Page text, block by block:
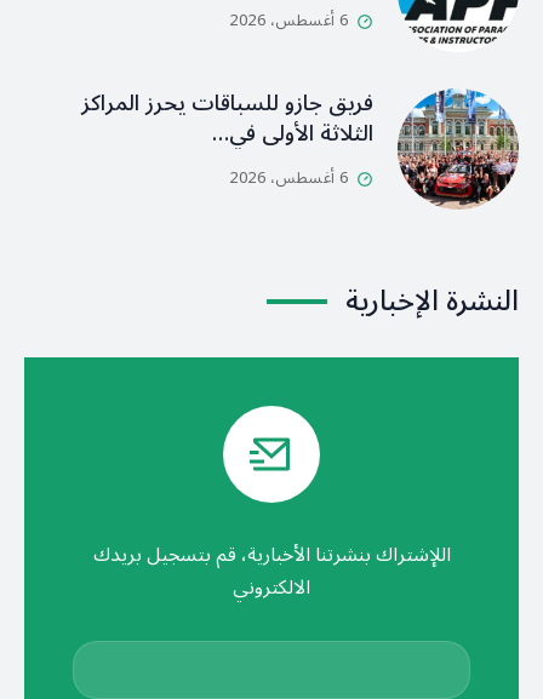
6 أغسطس، 2026
فريق جازو للسباقات يحرز المراكز
الثلاثة الأولى في…
6 أغسطس، 2026
النشرة الإخبارية
اللإشتراك بنشرتنا الأخبارية، قم بتسجيل بريدك
الالكتروني